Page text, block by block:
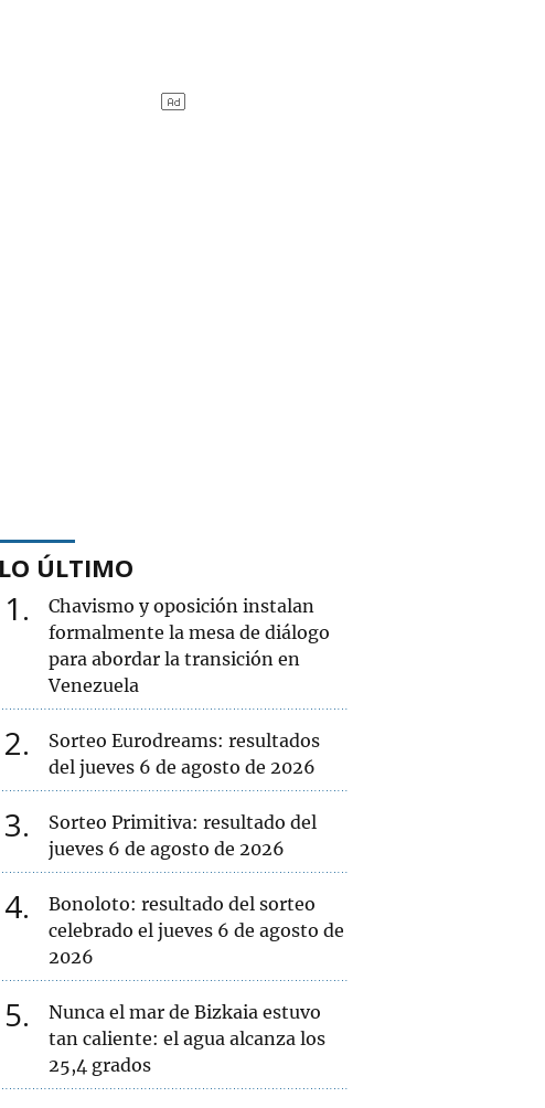
LO ÚLTIMO
1
Chavismo y oposición instalan
formalmente la mesa de diálogo
para abordar la transición en
Venezuela
2
Sorteo Eurodreams: resultados
del jueves 6 de agosto de 2026
3
Sorteo Primitiva: resultado del
jueves 6 de agosto de 2026
4
Bonoloto: resultado del sorteo
celebrado el jueves 6 de agosto de
2026
5
Nunca el mar de Bizkaia estuvo
tan caliente: el agua alcanza los
25,4 grados